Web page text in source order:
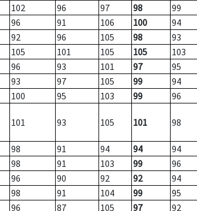
102 96 97 98
99
96 91 106 100
94
92 96 105 98
93
105 101 105 105
103
96 93 101 97
95
93 97 105 99
94
100 95 103 99 96
101 93 105 101 98
98 91 94 94
94
98 91 103 99
96
96 90 92 92
94
98 91 104 99
95
96 87 105 97
92